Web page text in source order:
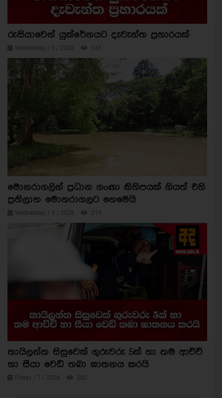
රුසියාවෙන් යුක්රේනයට දැවැන්ත ප්‍රහාරයක්
Wednesday / 5 / 2026 333
මොනරාගලින් ප්‍රධාන ගංඟා කිහිපයක් ගියත් එහි
ප්‍රතිලාභ මොනරාගලට නෙමෙයි
Wednesday / 5 / 2026 319
තායිලන්ත සිසුවෙක් ගුරුවරු 5ක් හා තම ආච්චි
හා සීයා වෙඩි තබා ඝාතනය කරයි
Friday / 7 / 2026 302